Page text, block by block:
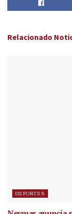
Relacionado
DEPORTES